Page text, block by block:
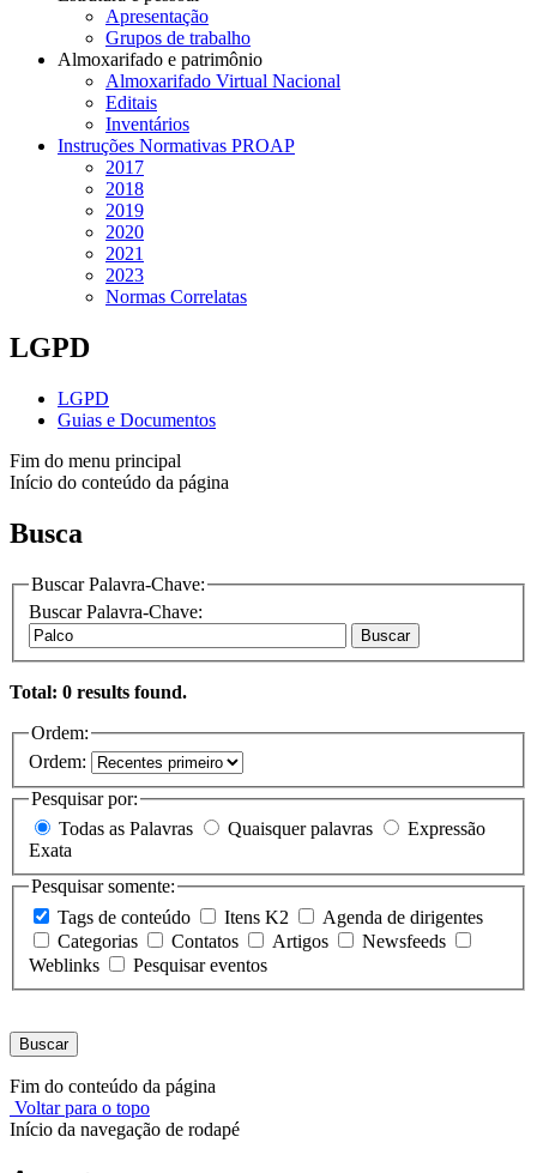
Apresentação
Grupos de trabalho
Almoxarifado e patrimônio
Almoxarifado Virtual Nacional
Editais
Inventários
Instruções Normativas PROAP
2017
2018
2019
2020
2021
2023
Normas Correlatas
LGPD
LGPD
Guias e Documentos
Fim do menu principal
Início do conteúdo da página
Busca
Buscar Palavra-Chave:
Buscar Palavra-Chave:
Buscar
Total: 0 results found.
Ordem:
Ordem:
Pesquisar por:
Todas as Palavras
Quaisquer palavras
Exata
Pesquisar somente:
Tags de conteúdo
Itens K2
Agenda de dirigentes
Categorias
Contatos Artigos
Newsfeeds
Weblinks
Pesquisar eventos
Buscar
Fim do conteúdo da página
Voltar para o topo
Início da navegação de rodapé